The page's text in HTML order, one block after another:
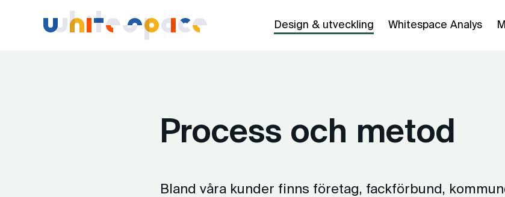
Whitespace -
Design & utveckling Whitespace Analys
Process och metod
Bland våra kunder finns företag, fackförbund,